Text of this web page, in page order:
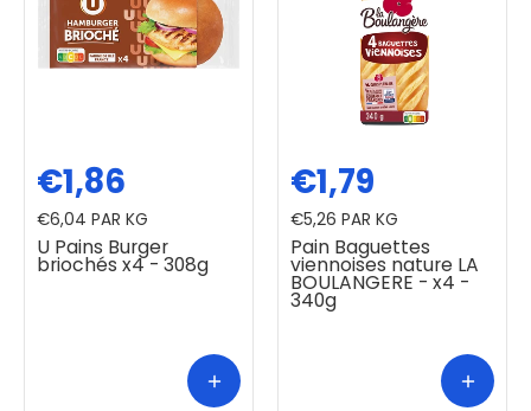
U Pains Burger
briochés x4 - 308g
€1,86
€6,04 PAR KG
Pain Baguettes
viennoises nature LA
BOULANGERE - x4 -
340g
€1,79
€5,26 PAR KG